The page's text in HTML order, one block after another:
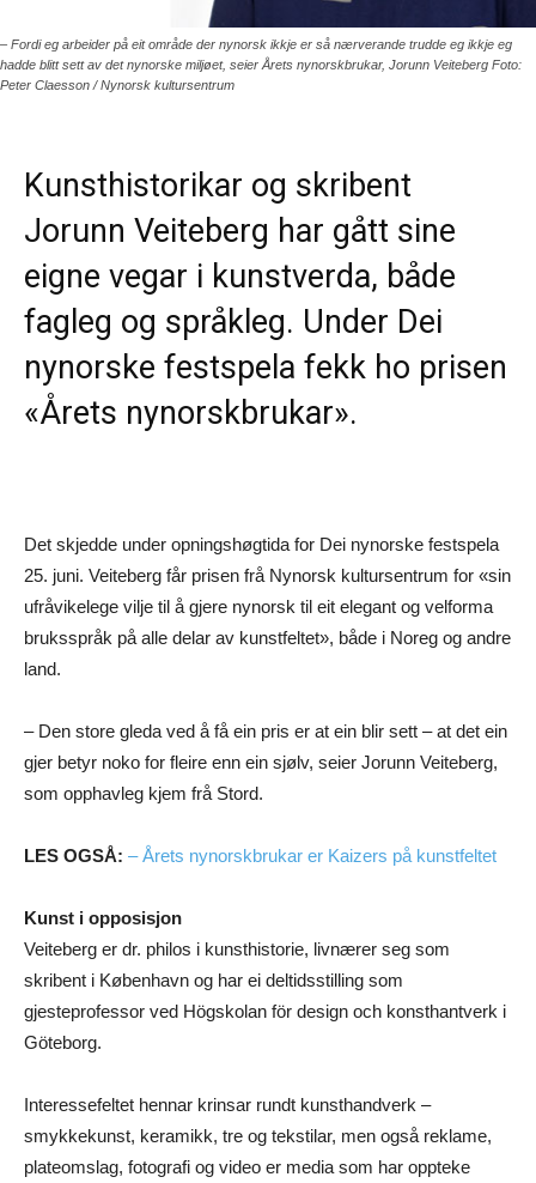
– Fordi eg arbeider på eit område der nynorsk ikkje er så nærverande trudde eg ikkje eg
hadde blitt sett av det nynorske miljøet, seier Årets nynorskbrukar, Jorunn Veiteberg Foto:
Peter Claesson / Nynorsk kultursentrum
Kunsthistorikar og skribent
Jorunn Veiteberg har gått sine
eigne vegar i kunstverda, både
fagleg og språkleg. Under Dei
nynorske festspela fekk ho prisen
«Årets nynorskbrukar».
Det skjedde under opningshøgtida for Dei nynorske festspela
25. juni. Veiteberg får prisen frå Nynorsk kultursentrum for «sin
ufråvikelege vilje til å gjere nynorsk til eit elegant og velforma
bruksspråk på alle delar av kunstfeltet», både i Noreg og andre
land.
– Den store gleda ved å få ein pris er at ein blir sett – at det ein
gjer betyr noko for fleire enn ein sjølv, seier Jorunn Veiteberg,
som opphavleg kjem frå Stord.
LES OGSÅ: – Årets nynorskbrukar er Kaizers på kunstfeltet
Kunst i opposisjon
Veiteberg er dr. philos i kunsthistorie, livnærer seg som
skribent i København og har ei deltidsstilling som
gjesteprofessor ved Högskolan för design och konsthantverk i
Göteborg.
Interessefeltet hennar krinsar rundt kunsthandverk –
smykkekunst, keramikk, tre og tekstilar, men også reklame,
plateomslag, fotografi og video er media som har oppteke